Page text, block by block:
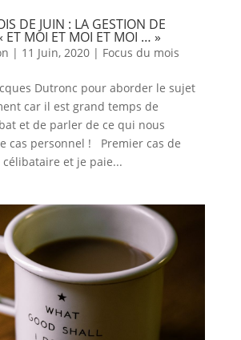
DE JUIN : LA GESTION DE
ET MOI ET MOI ET MOI … »
| 11 Juin, 2020| Focus du mois
Dutronc pour aborder le sujet
car il est grand temps de
et de parler de ce qui nous
cas personnel ! Premier cas de
et je paie...